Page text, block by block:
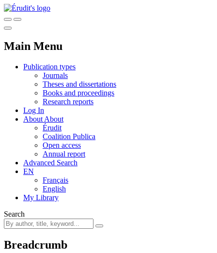
Main Menu
Publication types
Journals
Theses and dissertations
Books and proceedings
Research reports
Log In
About About
Érudit
Coalition Publica
Open access
Annual report
Advanced Search
EN
Français
English
My Library
Search
Breadcrumb